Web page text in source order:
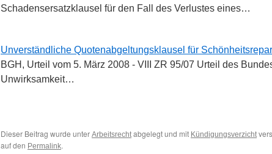
Schadensersatzklausel für den Fall des Verlustes eines…
Unverständliche Quotenabgeltungsklausel für
BGH, Urteil vom 5. März 2008 - VIII ZR 95/07 Urteil des
Unwirksamkeit…
Dieser Beitrag wurde unter Arbeitsrecht abgelegt und mit Kündigungsverzicht
auf den Permalink.